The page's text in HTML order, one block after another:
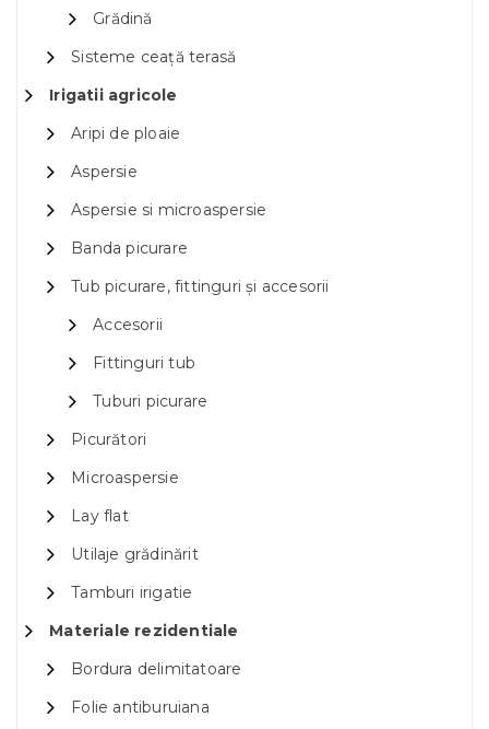
Grădină
Sisteme ceață terasă
Irigatii agricole
Aripi de ploaie
Aspersie
Aspersie si microaspersie
Banda picurare
Tub picurare, fittinguri și accesorii
Accesorii
Fittinguri tub
Tuburi picurare
Picurători
Microaspersie
Lay flat
Utilaje grădinărit
Tamburi irigatie
Materiale rezidentiale
Bordura delimitatoare
Folie antiburuiana